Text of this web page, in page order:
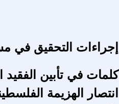
إجراءات التحقيق في
كلمات في تأبين
انتصار الهزيمة